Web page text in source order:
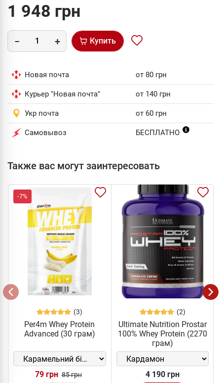
1 948 грн
Купить
Новая почта от 80 грн
Курьер "Новая почта" от 140 грн
Укр почта от 60 грн
Самовывоз БЕСПЛАТНО
Также вас могут заинтересовать
-7%
(3)
Per4m Whey Protein
Advanced (30 грам)
79 грн 85 грн
(2)
Ultimate Nutrition Prostar
100% Whey Protein (2270
грам)
4 190 грн